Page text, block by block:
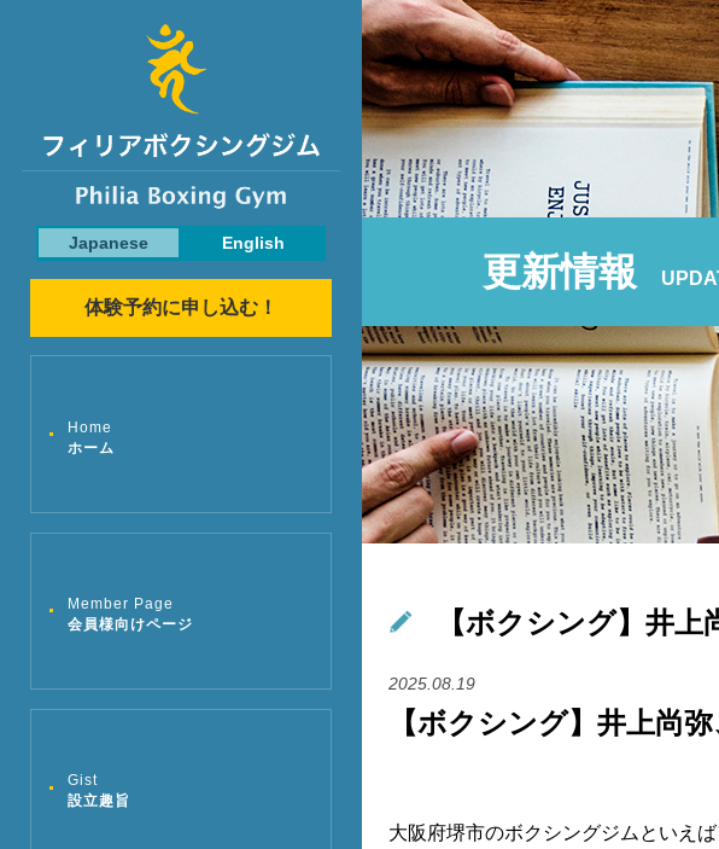
Japanese English
体験予約に申し込む！
Home
ホーム
Member Page
会員様向けページ
Gist
設立趣旨
更新情報
【ボクシング】井
2025.08.19
【ボクシング】井上尚
大阪府堺市のボクシングジムといえ